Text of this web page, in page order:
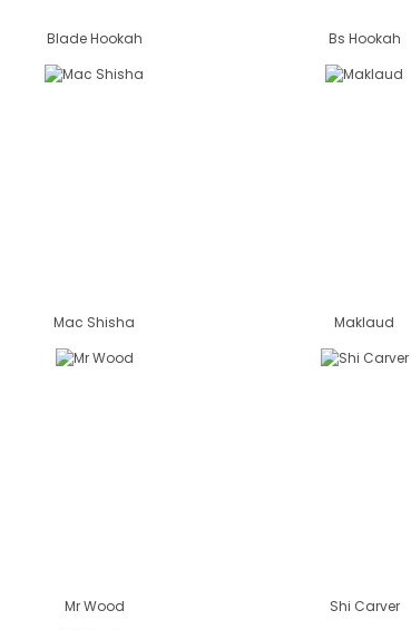
Blade Hookah Bs Hookah
Mac Shisha Maklaud
Mr Wood Shi Carver